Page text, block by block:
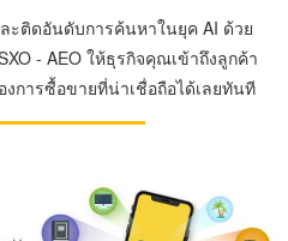
ะติดอันดับการค้นหาในยุค AI ด้วย
- AEO ให้ธุรกิจคุณเข้าถึงลูกค้า
การซื้อขายที่น่าเชื่อถือได้เลยทันที